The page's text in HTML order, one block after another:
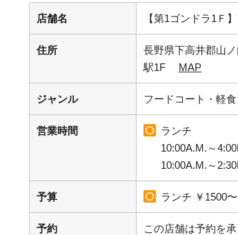
店舗名 【第1ゴンドラ1Ｆ
住所
長野県下高井郡山
駅1F MAP
ジャンル フードコート・軽食
営業時間
ランチ
10:00A.M.～
10:00A.M.～
予算 ランチ ￥1500〜
予約 この店舗は予約を